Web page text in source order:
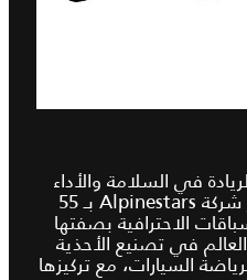
في السلامة والأداء
في سباقات السيارات، تفخر شركة Alpinestars بـ 55
الاحترافية بصفتها
في تصنيع الأحذية
السيارات، مع تركيزها